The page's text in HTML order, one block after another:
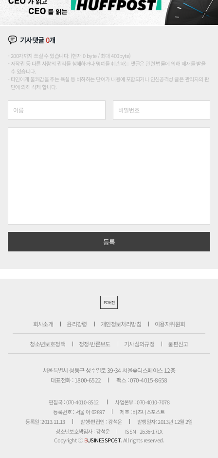
기사댓글0개
200자까지 쓰실 수 있습니다. (현재 0 byte / 최대 400byte)
저작권 등 다른 사람의 권리를 침해하거나 명예를 훼손하는 댓글은 관련 법률에 의해 제재를 받을
수 있습니다.
타인에게 불쾌감을 주는 욕설 등 비하하는 단어가 내용에 포함되거나 인신공격성 글은 관리자의 판
단에 의해 삭제 합니다.
PC버전
회사소개 윤리강령 개인정보처리방침 이용자위원회
청소년보호정책 정정·반론보도 기사심의규정 불편신고
서울특별시 성동구 성수일로 39-34 서울숲더스페이스 12층
대표전화 : 1800-6522
팩스 : 070-4015-8658
편집국 : 070-4010-8512
사업본부 : 070-4010-7078
등록번호 : 서울 아 02897
제호 : 비즈니스포스트
등록일: 2013.11.13
발행·편집인 : 강석운
발행일자: 2013년 12월 2일
청소년보호책임자 : 강석운
ISSN : 2636-171X
Copyright ⓒBUSINESSPOST. All rights reserved.